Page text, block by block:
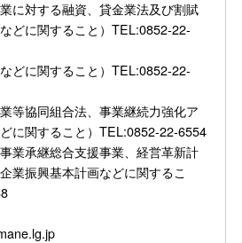
に対する融資、貸金業法及び割賦
どに関すること）TEL:0852-22-
どに関すること）TEL:0852-22-
等協同組合法、事業継続力強化ア
に関すること）TEL:0852-22-6554
業承継総合支援事業、経営革新計
業振興基本計画などに関するこ